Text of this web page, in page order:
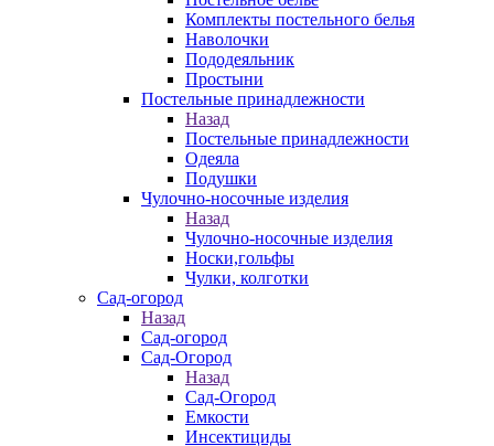
Комплекты постельного белья
Наволочки
Пододеяльник
Простыни
Постельные принадлежности
Назад
Постельные принадлежности
Одеяла
Подушки
Чулочно-носочные изделия
Назад
Чулочно-носочные изделия
Носки,гольфы
Чулки, колготки
Сад-огород
Назад
Сад-огород
Сад-Огород
Назад
Сад-Огород
Емкости
Инсектициды